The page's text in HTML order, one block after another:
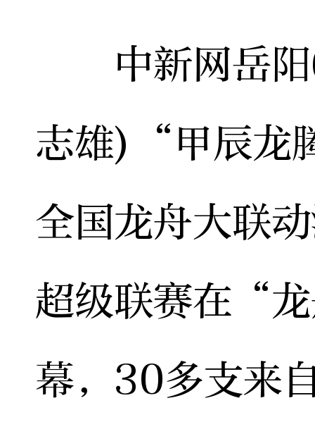
中新网岳阳
志雄)“甲辰龙
全国龙舟大联
超级联赛在“
幕，30多支来